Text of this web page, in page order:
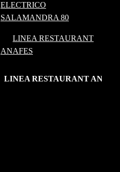
ELECTRICO
SALAMANDRA 80
LINEA RESTAURANT
ANAFES
LINEA RESTAURANT ANAFES